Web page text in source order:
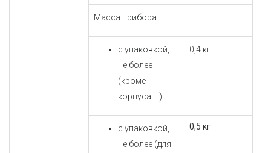
Масса прибора:
с упаковкой,
не более
(кроме
корпуса Н)
0,4 кг
с упаковкой,
не более (для
0,5 кг